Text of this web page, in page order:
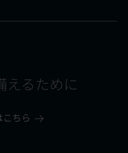
えるために
ちら